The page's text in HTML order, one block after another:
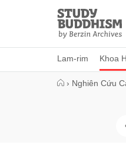
Study
Buddhism
Home
Lam-rim Khoa
› Nghiên Cứu